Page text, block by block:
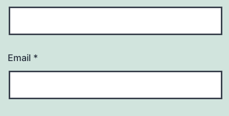
Email *